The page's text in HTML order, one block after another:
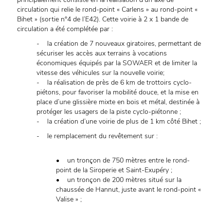
circulation qui relie le rond-point « Carlens » au rond-point «
Bihet » (sortie n°4 de l’E42). Cette voirie à 2 x 1 bande de
circulation a été complétée par :
- la création de 7 nouveaux giratoires, permettant de
sécuriser les accès aux terrains à vocations
économiques équipés par la SOWAER et de limiter la
vitesse des véhicules sur la nouvelle voirie;
- la réalisation de près de 6 km de trottoirs cyclo-
piétons, pour favoriser la mobilité douce, et la mise en
place d’une glissière mixte en bois et métal, destinée à
protéger les usagers de la piste cyclo-piétonne ;
- la création d’une voirie de plus de 1 km côté Bihet ;
- le remplacement du revêtement sur :
• un tronçon de 750 mètres entre le rond-
point de la Siroperie et Saint-Exupéry ;
• un tronçon de 200 mètres situé sur la
chaussée de Hannut, juste avant le rond-point «
Valise » ;